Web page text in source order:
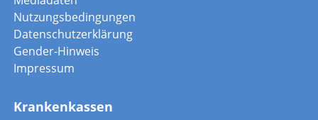
Nutzungsbedingungen
Datenschutzerklärung
Gender-Hinweis
Impressum
Krankenkassen